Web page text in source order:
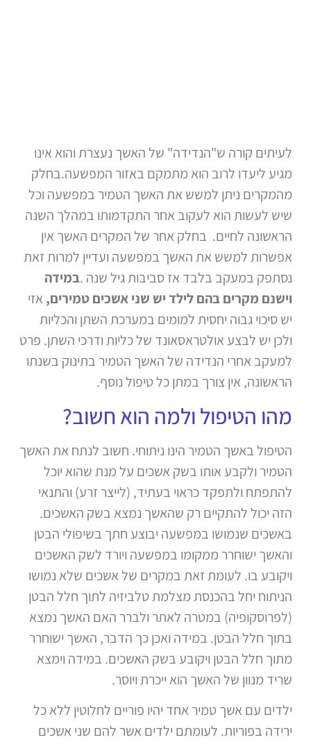
לעיתים קורה ש"הנדידה" של האשך נעצרת והוא אינו
מגיע ליעדו לרוב הוא מתמקם באזור המפשעה.בחלק
מהמקרים ניתן למשש את האשך הטמיר במפשעה וכל
שיש לעשות הוא לעקוב אחר התקדמותו במהלך השנה
הראשונה לחיים. בחלק אחר של המקרים האשך אין
אפשרות למשש את האשך במפשעה ועדיין למרות זאת
נסתפק במעקב בלבד אז סביבות גיל שנה .במידה
וישנם מקרים בהם לילד יש שני אשכים טמירים, אזי
יש סיכוי גבוה יחסית למומים במערכת השתן והכליות
ולכן יש לבצע אולטראסאונד של כליות ודרכי השתן. פרט
למעקב אחרי הנדידה של האשך הטמיר בתינוק בשנתו
הראשונה, אין צורך במתן כל טיפול נוסף.
מהו הטיפול ולמה הוא חשוב?
הטיפול באשך הטמיר הינו ניתוחי. חשוב לנתח את האשך
הטמיר ולקבע אותו בשק אשכים על מנת שהוא יוכל
להתפתח ולתפקד כראוי בעתיד, (לייצר זרע) והתנאי
הזה יכול להתקיים רק שהאשך נמצא בשק האשכים.
באשכים שנמושו במפשעה יבוצע חתך בשיפולי הבטן
והאשך ישוחרר ממקומו במפשעה ויורד לשק האשכים
ויקובע בו. לעומת זאת במקרים של אשכים שלא נמושו
הניתוח יחל בהכנסת מצלמת טלביזיה לתוך חלל הבטן
(לפרוסקופיה) במטרה לאתר ולברר האם האשך נמצא
בתוך חלל הבטן. במידה ואכן כך הדבר, האשך ישוחרר
מתוך חלל הבטן ויקובע בשק האשכים. במידה וימצא
שריד מנוון של האשך הוא ייכרת ויוסר.
ילדים עם אשך טמיר אחד יהיו פוריים לחלוטין ללא כל
ירידה בפוריות. לעומתם ילדים אשר להם שני אשכים